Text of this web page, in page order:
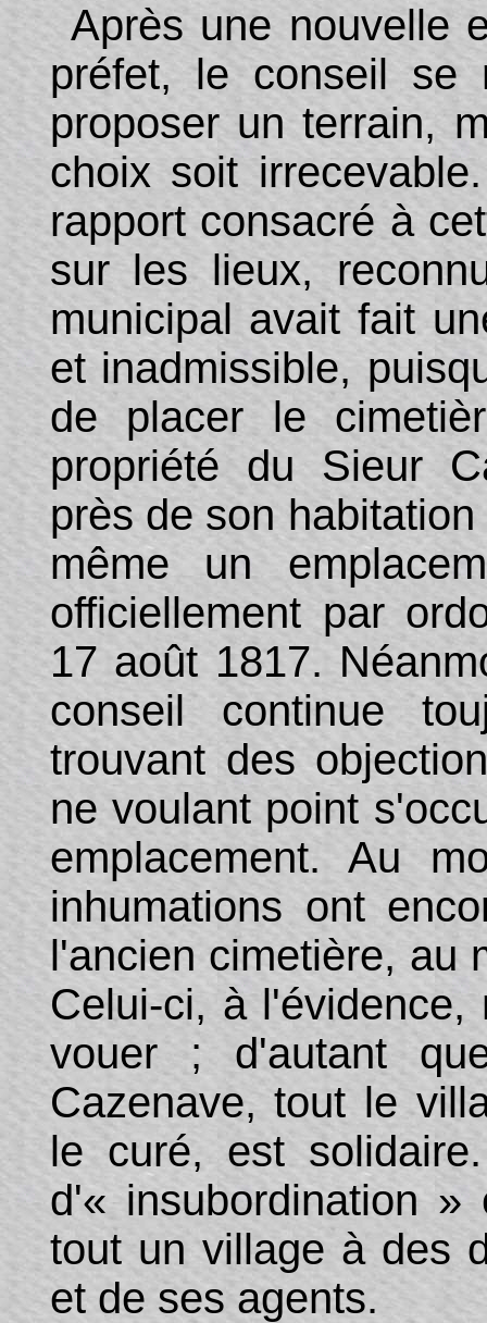
Après une nouvelle
préfet, le conseil se
proposer un terrain,
choix soit
rapport consacré à
sur les lieux,
municipal avait fait
et inadmissible,
de placer le
propriété du Sieur
près de son
même un
officiellement par
17 août 1817.
conseil continue
trouvant des
ne voulant point
emplacement. Au
inhumations ont
l'ancien cimetière, au
Celui-ci, à
vouer ; d'autant
Cazenave, tout le
le curé, est
d'« insubordination »
tout un village à des
et de ses agents.